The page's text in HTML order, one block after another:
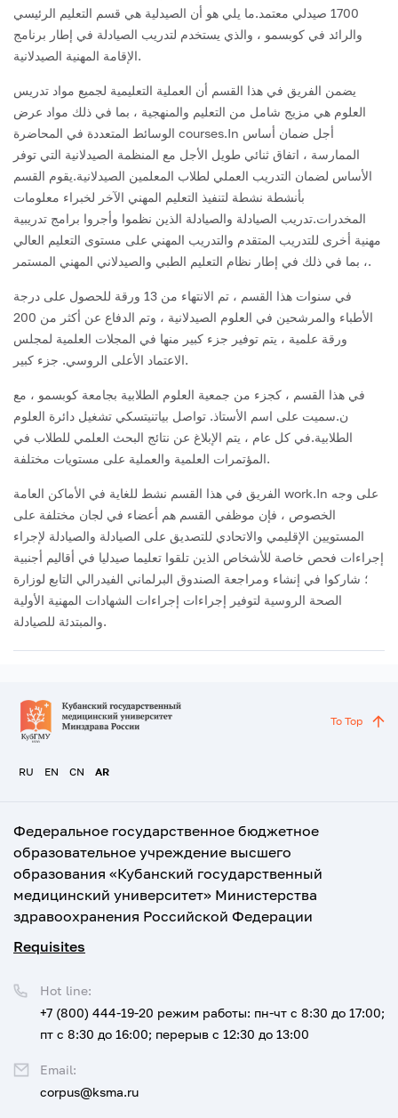
1700 صيدلي معتمد.ما يلي هو أن الصيدلية هي قسم التعليم الرئيسي
والرائد في كوبسمو ، والذي يستخدم لتدريب الصيادلة في إطار برنامج
الإقامة المهنية الصيدلانية.
يضمن الفريق في هذا القسم أن العملية التعليمية لجميع مواد تدريس
العلوم هي مزيج شامل من التعليم والمنهجية ، بما في ذلك مواد عرض
الوسائط المتعددة في المحاضرة courses.In أجل ضمان أساس
الممارسة ، اتفاق ثنائي طويل الأجل مع المنظمة الصيدلانية التي توفر
الأساس لضمان التدريب العملي لطلاب المعلمين الصيدلانية.يقوم القسم
بأنشطة نشطة لتنفيذ التعليم المهني الآخر لخبراء معلومات
المخدرات.تدريب الصيادلة والصيادلة الذين نظموا وأجروا برامج تدريبية
مهنية أخرى للتدريب المتقدم والتدريب المهني على مستوى التعليم العالي
، بما في ذلك في إطار نظام التعليم الطبي والصيدلاني المهني المستمر.
في سنوات هذا القسم ، تم الانتهاء من 13 ورقة للحصول على درجة
الأطباء والمرشحين في العلوم الصيدلانية ، وتم الدفاع عن أكثر من 200
ورقة علمية ، يتم توفير جزء كبير منها في المجلات العلمية لمجلس
الاعتماد الأعلى الروسي. جزء كبير.
في هذا القسم ، كجزء من جمعية العلوم الطلابية بجامعة كوبسمو ، مع
ن.سميت على اسم الأستاذ. تواصل بياتنيتسكي تشغيل دائرة العلوم
الطلابية.في كل عام ، يتم الإبلاغ عن نتائج البحث العلمي للطلاب في
المؤتمرات العلمية والعملية على مستويات مختلفة.
الفريق في هذا القسم نشط للغاية في الأماكن العامة work.In على وجه
الخصوص ، فإن موظفي القسم هم أعضاء في لجان مختلفة على
المستويين الإقليمي والاتحادي للتصديق على الصيادلة والصيادلة لإجراء
إجراءات فحص خاصة للأشخاص الذين تلقوا تعليما صيدليا في أقاليم أجنبية
؛ شاركوا في إنشاء ومراجعة الصندوق البرلماني الفيدرالي التابع لوزارة
الصحة الروسية لتوفير إجراءات إجراءات الشهادات المهنية الأولية
والمبتدئة للصيادلة.
RU EN CN AR
To Top
Федеральное государственное бюджетное
образовательное учреждение высшего
образования «Кубанский государственный
медицинский университет» Министерства
здравоохранения Российской Федерации
Requisites
Hot line:
+7 (800) 444-19-20 режим работы: пн-чт с 8:30 до 17:00;
пт с 8:30 до 16:00; перерыв с 12:30 до 13:00
Email:
corpus@ksma.ru